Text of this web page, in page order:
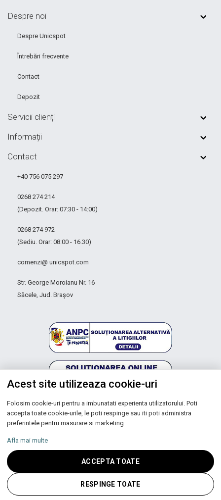
Despre noi
Despre Unicspot
Întrebări frecvente
Contact
Depozit
Servicii clienți
Informații
Contact
+40 756 075 297
0268 274 214
(Depozit. Orar: 07:30 - 14:00)
0268 274 972
(Sediu. Orar: 08:00 - 16.30)
comenzi@ unicspot.com
Str. George Moroianu Nr. 16
Săcele, Jud. Brașov
Autoritatea Națională pentru Protecția Consumatorilor
Copyright © 2026 UNIC SPOT RO S.R.L.
CUI: RO 13753590, Reg. Com. J200100027208
Acest site utilizeaza cookie-uri
Folosim cookie-uri pentru a imbunatati experienta utilizatorului. Poti
accepta toate cookie-urile, le poti respinge sau iti poti administra
preferintele pentru masurare si marketing.
Afla mai multe
ACCEPTA TOATE
RESPINGE TOATE